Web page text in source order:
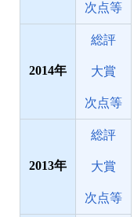
次点等
2014
総評
大賞
次点等
2013
総評
大賞
次点等